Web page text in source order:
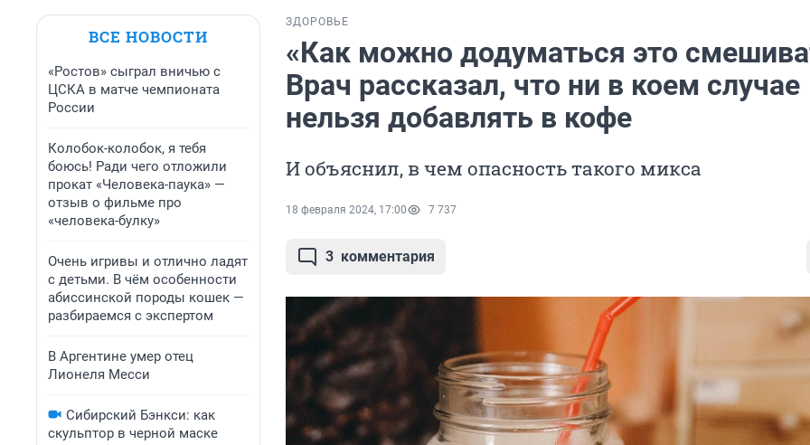
ВСЕ НОВОСТИ
«Ростов» сыграл вничью с
ЦСКА в матче чемпионата
России
Колобок-колобок, я тебя
боюсь! Ради чего отложили
прокат «Человека-паука» —
отзыв о фильме про
«человека-булку»
Очень игривы и отлично ладят
с детьми. В чём особенности
абиссинской породы кошек —
разбираемся с экспертом
В Аргентине умер отец
Лионеля Месси
Сибирский Бэнкси: как
скульптор в черной маске
ЗДОРОВЬЕ
«Как можно додуматься это
Врач рассказал, что ни в коем случае
нельзя добавлять в кофе
И объяснил, в чем опасность такого микса
18 февраля 2024, 17:00 7 737
3 комментария